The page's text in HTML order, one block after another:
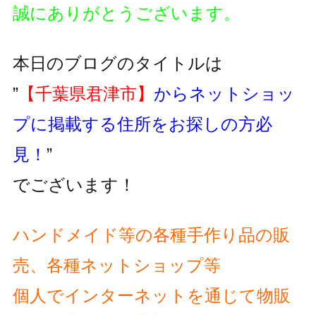
誠にありがとうございます。
本日のブログのタイトルは
”【千葉県君津市】 からネットショッ
プに掲載する住所をお探しの方必
見！ ”
でございます！
ハンドメイド等の各種手作り品の販
売、各種ネットショップ等
個人でインターネットを通じて物販